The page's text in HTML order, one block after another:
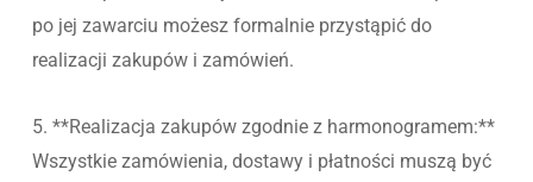
po jej zawarciu możesz formalnie przystąpić do
realizacji zakupów i zamówień.
5. **Realizacja zakupów zgodnie z harmonogramem:**
Wszystkie zamówienia, dostawy i płatności muszą być